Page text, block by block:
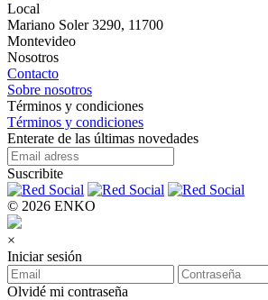
Local
Mariano Soler 3290, 11700
Montevideo
Nosotros
Contacto
Sobre nosotros
Términos y condiciones
Términos y condiciones
Enterate de las últimas novedades
Suscribite
© 2026 ENKO
×
Iniciar sesión
Olvidé mi contraseña